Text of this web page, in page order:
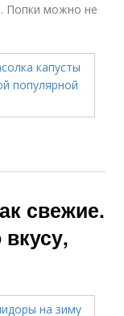
Попки можно не
свежие.